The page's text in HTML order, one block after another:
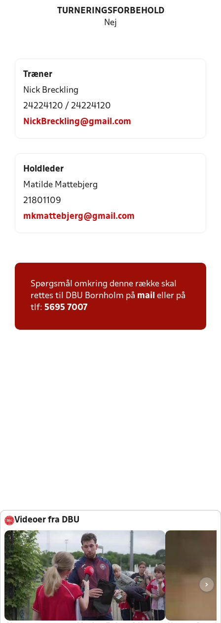
TURNERINGSFORBEHOLD
Nej
Træner
Nick Breckling
24224120 / 24224120
NickBreckling@gmail.com
Holdleder
Matilde Mattebjerg
21801109
mkmattebjerg@gmail.com
Spørgsmål omkring denne række skal
rettes til DBU Bornholm på mail eller på
tlf: 5695 7007
Videoer fra DBU